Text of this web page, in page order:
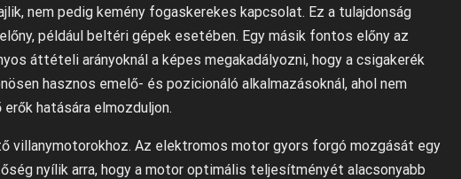
nem pedig kemény fogaskerekes kapcsolat. Ez a tulajdonság
például beltéri gépek esetében. Egy másik fontos előny az
áttételi arányoknál a képes megakadályozni, hogy a csigakerék
hasznos emelő- és pozicionáló alkalmazásoknál, ahol nem
hatására elmozduljon.
villanymotorokhoz. Az elektromos motor gyors forgó mozgását egy
nyílik arra, hogy a motor optimális teljesítményét alacsonyabb